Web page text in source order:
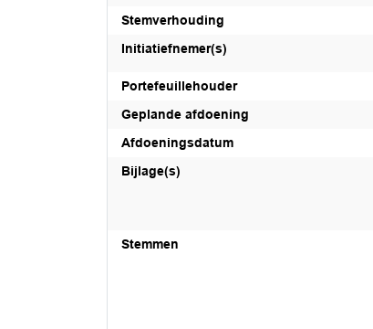
Stemverhouding
Initiatiefnemer(s)
Portefeuillehouder
Geplande afdoening
Afdoeningsdatum
Bijlage(s)
Stemmen